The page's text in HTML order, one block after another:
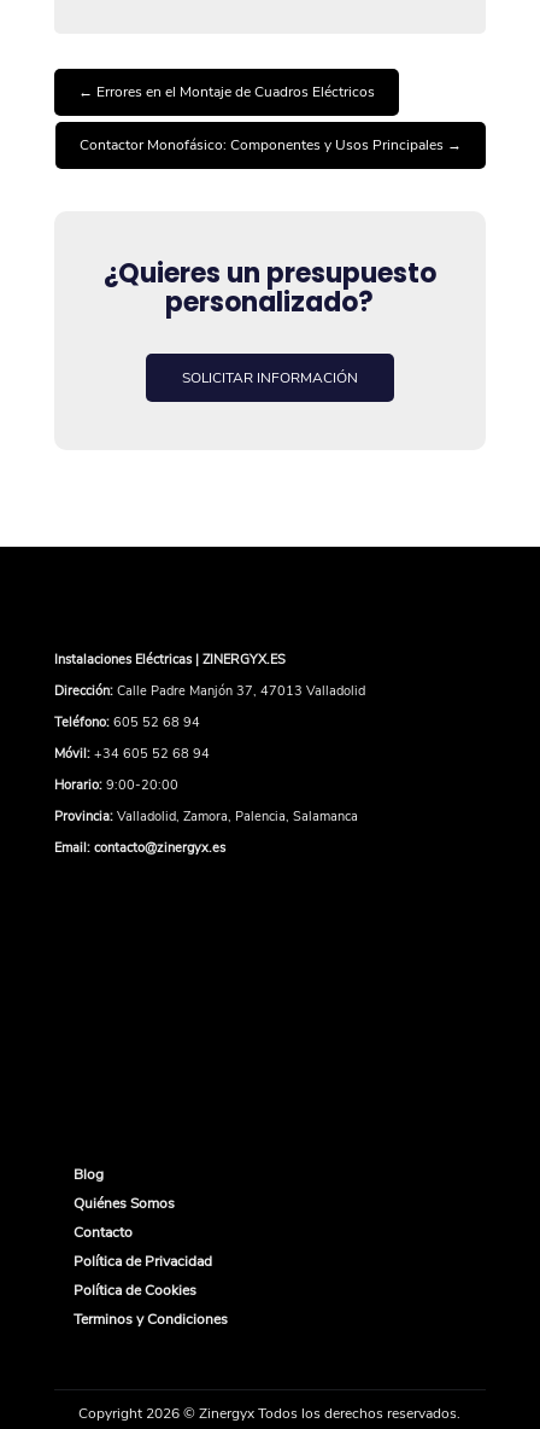
← Errores en el Montaje de Cuadros Eléctricos
Contactor Monofásico: Componentes y Usos Principales →
¿Quieres un presupuesto
personalizado?
SOLICITAR INFORMACIÓN
Instalaciones Eléctricas | ZINERGYX.ES
Dirección: Calle Padre Manjón 37, 47013 Valladolid
Teléfono:605 52 68 94
Móvil: +34 605 52 68 94
Horario:9:00-20:00
Provincia:Valladolid, Zamora, Palencia, Salamanca
Email: contacto@zinergyx.es
Blog
Quiénes Somos
Contacto
Política de Privacidad
Política de Cookies
Terminos y Condiciones
Copyright 2026 © Zinergyx Todos los derechos reservados.